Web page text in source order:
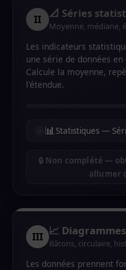
II 📐 Séries
Moyenne, médiane,
Les indicateurs
une série de données
Calcule la moyenne,
l'étendue.
📊Statistiques —
🔒 Non complété —
allumer
III 📈 Diagrammes
Bâtons, circulaire,
Les données prennent